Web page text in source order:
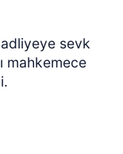
sevk
mahkemece